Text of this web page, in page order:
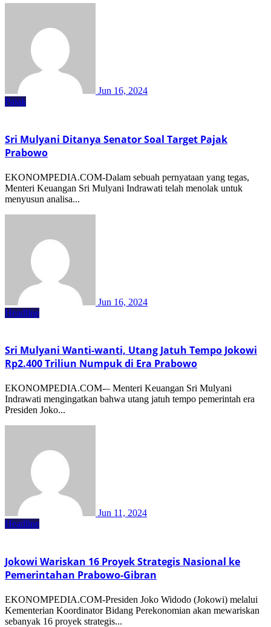
Jun 16, 2024
Pajak
Sri Mulyani Ditanya Senator Soal Target Pajak
Prabowo
EKONOMPEDIA.COM-Dalam sebuah pernyataan yang tegas,
Menteri Keuangan Sri Mulyani Indrawati telah menolak untuk
menyusun analisa...
Jun 16, 2024
Headline
Sri Mulyani Wanti-wanti, Utang Jatuh Tempo Jokowi
Rp2.400 Triliun Numpuk di Era Prabowo
EKONOMPEDIA.COM-– Menteri Keuangan Sri Mulyani
Indrawati mengingatkan bahwa utang jatuh tempo pemerintah era
Presiden Joko...
Jun 11, 2024
Headline
Jokowi Wariskan 16 Proyek Strategis Nasional ke
Pemerintahan Prabowo-Gibran
EKONOMPEDIA.COM-Presiden Joko Widodo (Jokowi) melalui
Kementerian Koordinator Bidang Perekonomian akan mewariskan
sebanyak 16 proyek strategis...